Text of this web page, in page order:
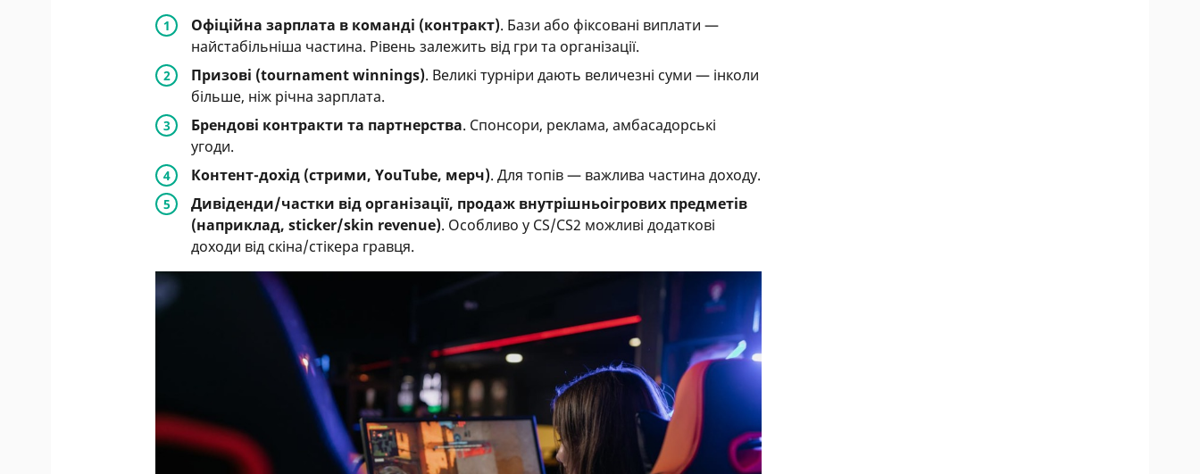
Офіційна зарплата в команді (контракт). Бази або фіксовані виплати —
найстабільніша частина. Рівень залежить від гри та організації.
Призові (tournament winnings). Великі турніри дають величезні суми — інколи
більше, ніж річна зарплата.
Брендові контракти та партнерства. Спонсори, реклама, амбасадорські
угоди.
Контент-дохід (стрими, YouTube, мерч). Для топів — важлива частина доходу.
Дивіденди/частки від організації, продаж внутрішньоігрових предметів
(наприклад, sticker/skin revenue). Особливо у CS/CS2 можливі додаткові
доходи від скіна/стікера гравця.